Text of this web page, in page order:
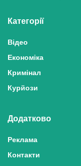
Категорії
Відео
Економіка
Кримінал
Курйози
Додатково
Реклама
Контакти